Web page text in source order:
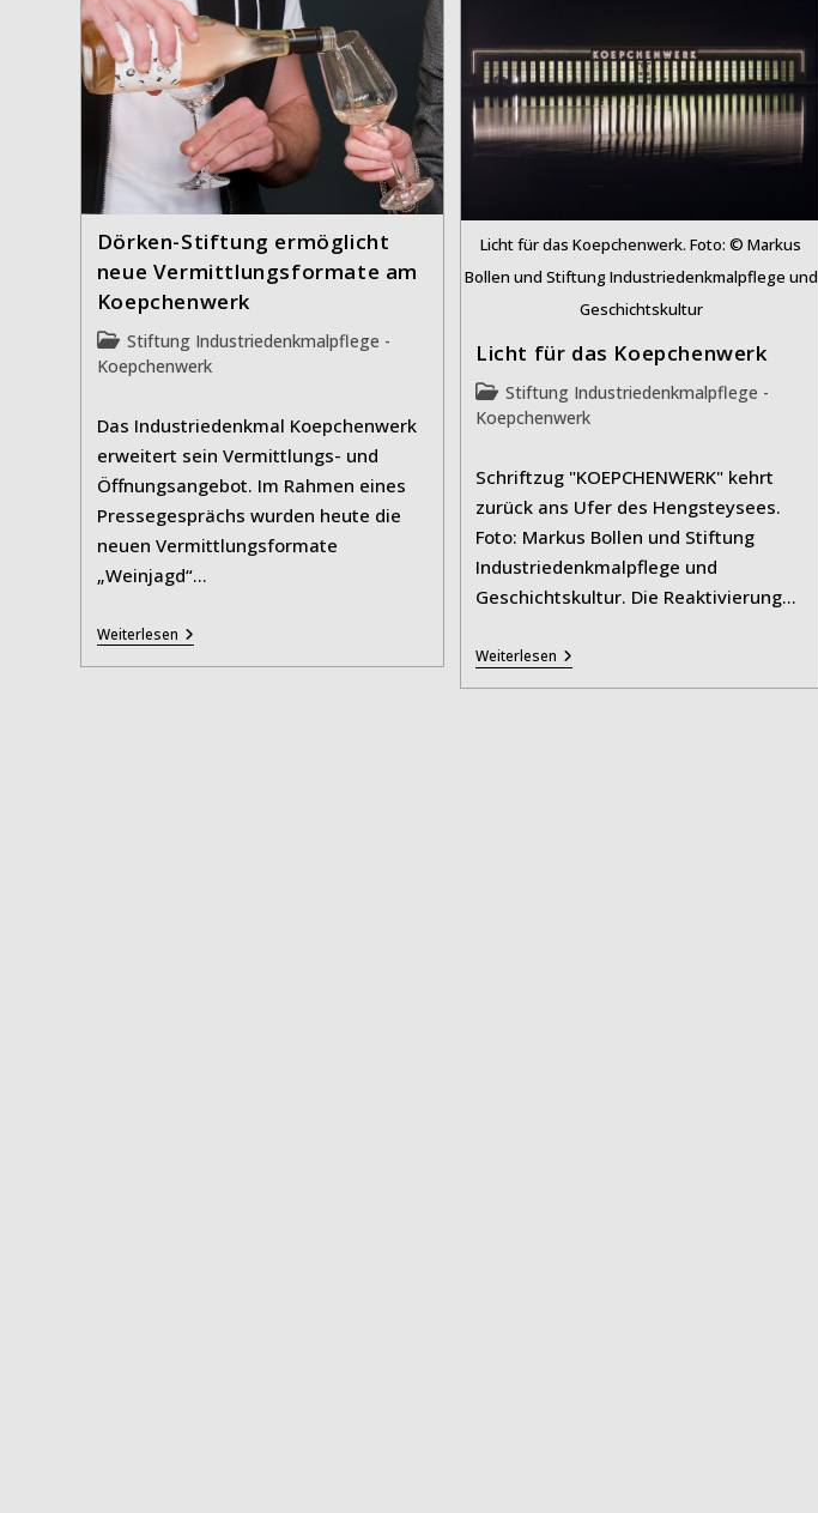
Dörken-Stiftung ermöglicht
neue Vermittlungsformate am
Koepchenwerk
Beitrags-
Kategorie:
Stiftung Industriedenkmalpflege -
Koepchenwerk
Das Industriedenkmal Koepchenwerk
erweitert sein Vermittlungs- und
Öffnungsangebot. Im Rahmen eines
Pressegesprächs wurden heute die
neuen Vermittlungsformate
„Weinjagd“…
WeiterlesenDörken-
Stiftung
Ermöglicht
Licht für das Koepchenwerk. Foto: © Markus
Bollen und Stiftung Industriedenkmalpflege und
Geschichtskultur
Licht für das Koepchenwerk
Beitrags-
Kategorie:
Stiftung Industriedenkmalpflege -
Koepchenwerk
Schriftzug "KOEPCHENWERK" kehrt
zurück ans Ufer des Hengsteysees.
Foto: Markus Bollen und Stiftung
Industriedenkmalpflege und
Geschichtskultur. Die Reaktivierung…
Weiterlesen Licht
Für
Das